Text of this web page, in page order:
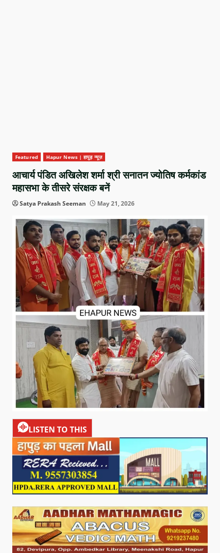
Featured Hapur News | हापुड़ न्यूज़
आचार्य पंडित अखिलेश शर्मा श्री सनातन ज्योतिष कर्मकांड
महासभा के तीसरे संरक्षक बनें
Satya Prakash Seeman May 21, 2026
LISTEN TO THIS